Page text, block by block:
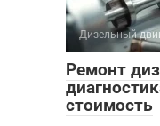
Дизельный
Ремонт
стоимость